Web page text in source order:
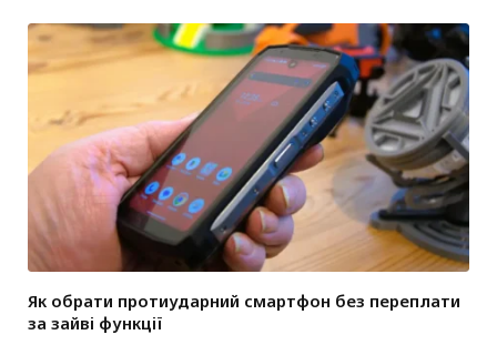
Як обрати протиударний смартфон без переплати
за зайві функції